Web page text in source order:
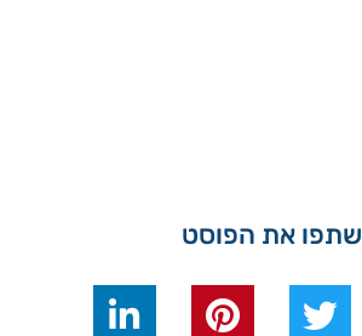
שתפו את הפוסט